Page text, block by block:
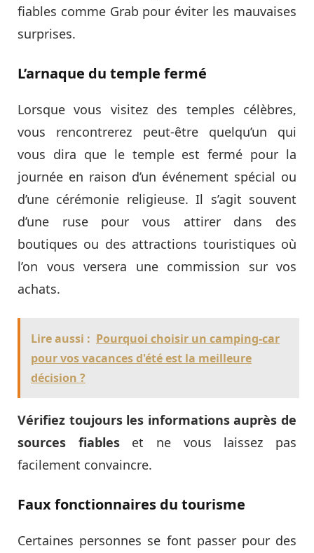
fiables comme Grab pour éviter les mauvaises
surprises.
L’arnaque du temple fermé
Lorsque vous visitez des temples célèbres,
vous rencontrerez peut-être quelqu’un qui
vous dira que le temple est fermé pour la
journée en raison d’un événement spécial ou
d’une cérémonie religieuse. Il s’agit souvent
d’une ruse pour vous attirer dans des
boutiques ou des attractions touristiques où
l’on vous versera une commission sur vos
achats.
Lire aussi : Pourquoi choisir un camping-car
pour vos vacances d'été est la meilleure
décision ?
Vérifiez toujours les informations auprès de
sources fiableset ne vous laissez pas
facilement convaincre.
Faux fonctionnaires du tourisme
Certaines personnes se font passer pour des